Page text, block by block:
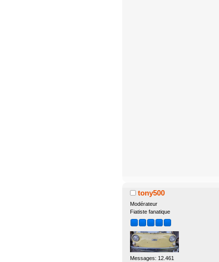
tony500
Modérateur
Fiatiste fanatique
Messages: 12.461